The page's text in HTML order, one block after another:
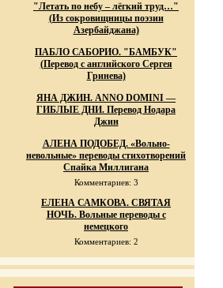
"Летать по небу – лёгкий труд…"
(Из сокровищницы поэзии
Азербайджана)
ПАБЛО САБОРИО. "БАМБУК"
(Перевод с английского Сергея
Гринева)
ЯНА ДЖИН. ANNO DOMINI —
ГИБЛЫЕ ДНИ. Перевод Нодара
Джин
АЛЕНА ПОДОБЕД. «Вольно-
невольные» переводы стихотворений
Спайка Миллигана
Комментариев: 3
ЕЛЕНА САМКОВА. СВЯТАЯ
НОЧЬ. Вольные переводы с
немецкого
Комментариев: 2